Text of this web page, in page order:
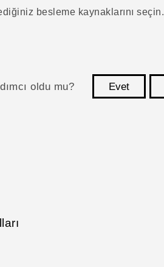
besleme kaynaklarını seçin.
oldu mu? Evet